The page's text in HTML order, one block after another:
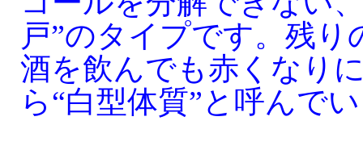
戸”のタイプです。残り
酒を飲んでも赤くなり
ら“白型体質”と呼んで